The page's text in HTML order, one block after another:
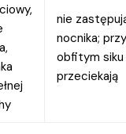
nie
nocnika; przy
obfitym siku
przeciekają